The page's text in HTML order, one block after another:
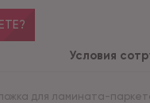
Условия
для ламината-